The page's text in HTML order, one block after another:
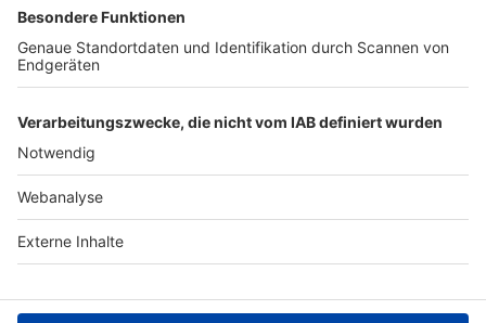
Nutzungsbedingungen Datenschutz Impressum